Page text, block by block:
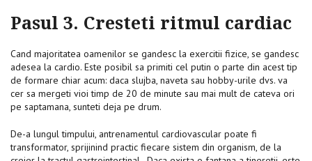
Pasul 3. Cresteti ritmul cardiac
Cand majoritatea oamenilor se gandesc la exercitii fizice, se gandesc
adesea la cardio. Este posibil sa primiti cel putin o parte din acest tip
de formare chiar acum: daca slujba, naveta sau hobby-urile dvs. va
cer sa mergeti vioi timp de 20 de minute sau mai mult de cateva ori
pe saptamana, sunteti deja pe drum.
De-a lungul timpului, antrenamentul cardiovascular poate fi
transformator, sprijinind practic fiecare sistem din organism, de la